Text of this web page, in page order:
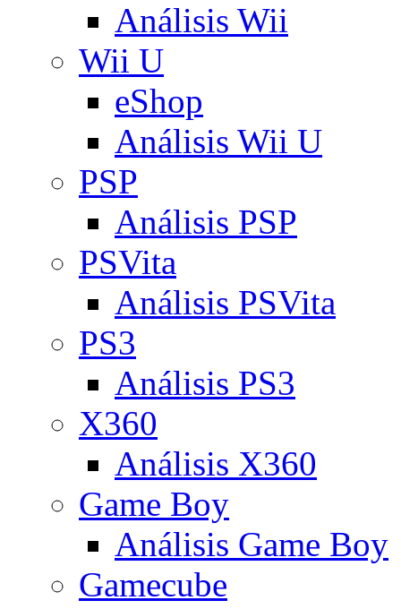
Análisis Wii
Wii U
eShop
Análisis Wii U
PSP
Análisis PSP
PSVita
Análisis PSVita
PS3
Análisis PS3
X360
Análisis X360
Game Boy
Análisis Game Boy
Gamecube